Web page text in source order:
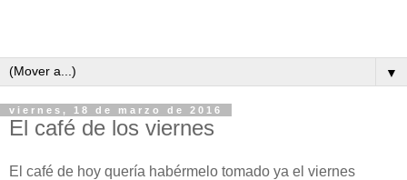
▼
viernes, 18 de marzo de 2016
El café de los viernes
El café de hoy quería habérmelo tomado ya el viernes